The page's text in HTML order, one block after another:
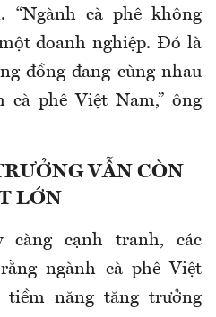
“Ngành cà phê không
doanh nghiệp. Đó là
đồng đang cùng nhau
cà phê Việt Nam,” ông
VẪN CÒN
LỚN
cạnh tranh, các
ngành cà phê Việt
năng tăng trưởng